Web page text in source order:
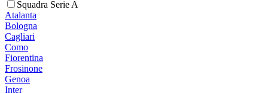
Squadra Serie A
Atalanta
Bologna
Cagliari
Como
Fiorentina
Frosinone
Genoa
Inter